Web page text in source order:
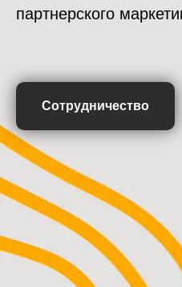
партнерского
Сотрудничество